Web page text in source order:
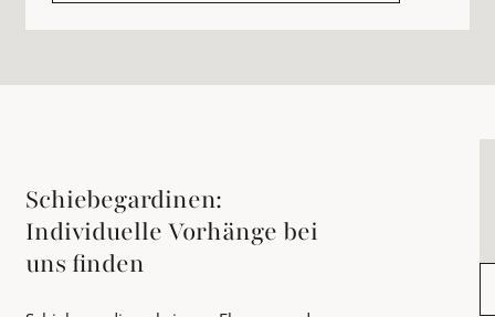
Schiebegardinen:
Individuelle Vorhänge bei
uns finden